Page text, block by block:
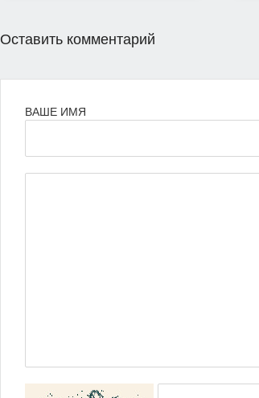
Оставить комментарий
ВАШЕ ИМЯ